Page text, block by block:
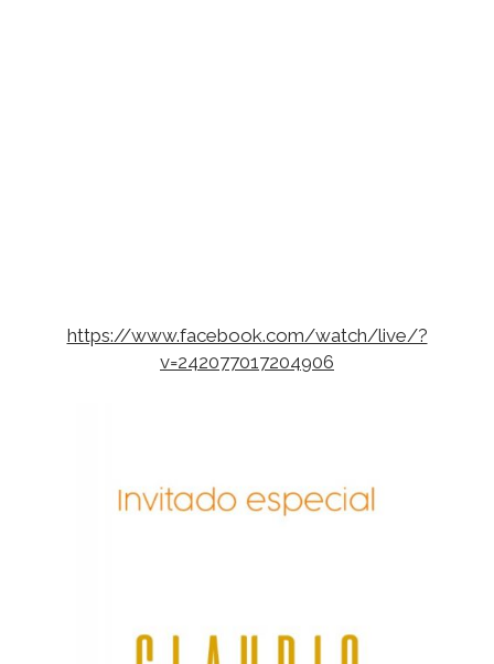
https://www.facebook.com/watch/live/?
v=242077017204906